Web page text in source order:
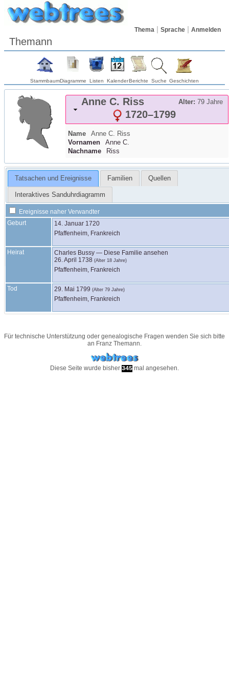
Thema Sprache Anmelden
Themann
StammbaumDiagramme Listen KalenderBerichte Suche Geschichten
Anne C. Riss Alter: 79 Jahre
1720–1799
Name Anne C. Riss
Vornamen
Anne C.
Nachname
Riss
Tatsachen und Ereignisse Familien Quellen
Interaktives Sanduhrdiagramm
Ereignisse naher Verwandter
Geburt
14. Januar 1720
Pfaffenheim, Frankreich
Heirat Charles Bussy — Diese Familie ansehen
26. April 1738 (Alter 18 Jahre)
Pfaffenheim, Frankreich
Tod 29. Mai 1799 (Alter 79 Jahre)
Pfaffenheim, Frankreich
Für technische Unterstützung oder genealogische Fragen wenden Sie sich bitte
an Franz Themann.
Diese Seite wurde bisher 345 mal angesehen.